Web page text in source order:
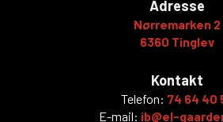
Adresse​
Nørremarken 2
​6360 Tinglev​
Kontakt
Telefon: 74 64 40
E-mail: ib@el-